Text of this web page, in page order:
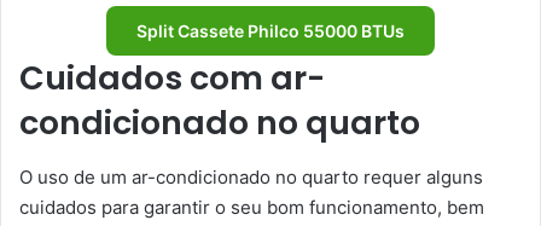
Split Cassete Philco 55000 BTUs
Cuidados com ar-
condicionado no quarto
O uso de um ar-condicionado no quarto requer alguns
cuidados para garantir o seu bom funcionamento, bem